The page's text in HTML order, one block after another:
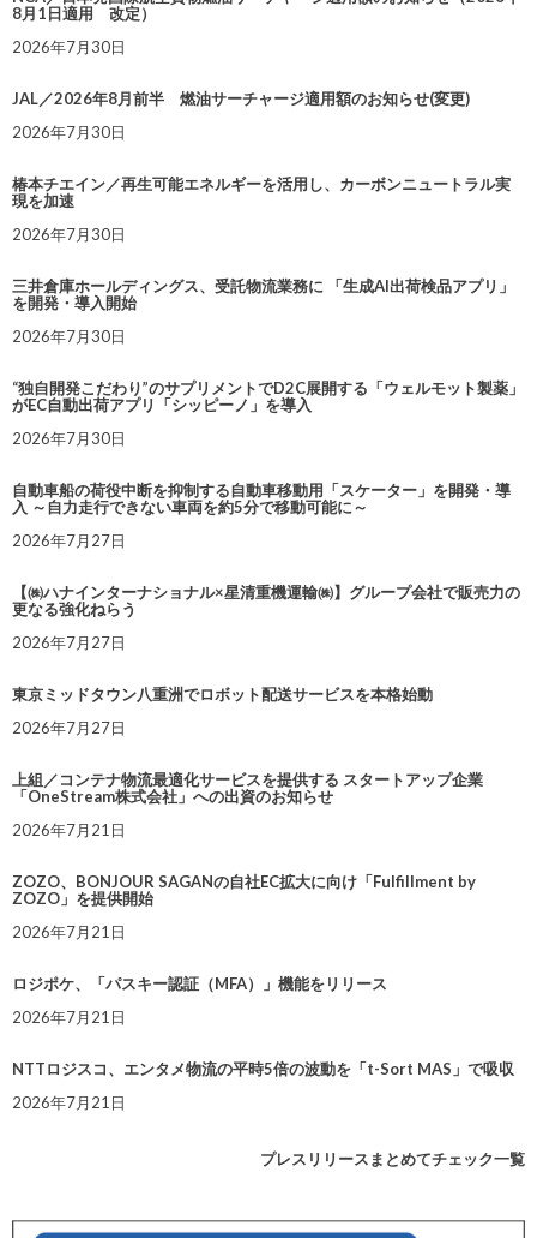
8月1日適用 改定）
2026年7月30日
JAL／2026年8月前半 燃油サーチャージ適用額のお知らせ(変更)
2026年7月30日
椿本チエイン／再生可能エネルギーを活用し、カーボンニュートラル実
現を加速
2026年7月30日
三井倉庫ホールディングス、受託物流業務に 「生成AI出荷検品アプリ」
を開発・導入開始
2026年7月30日
“独自開発こだわり”のサプリメントでD2C展開する「ウェルモット製薬」
がEC自動出荷アプリ「シッピーノ」を導入
2026年7月30日
自動車船の荷役中断を抑制する自動車移動用「スケーター」を開発・導
入 ～自力走行できない車両を約5分で移動可能に～
2026年7月27日
【㈱ハナインターナショナル×星清重機運輸㈱】グループ会社で販売力の
更なる強化ねらう
2026年7月27日
東京ミッドタウン八重洲でロボット配送サービスを本格始動
2026年7月27日
上組／コンテナ物流最適化サービスを提供する スタートアップ企業
「OneStream株式会社」への出資のお知らせ
2026年7月21日
ZOZO、BONJOUR SAGANの自社EC拡大に向け「Fulfillment by
ZOZO」を提供開始
2026年7月21日
ロジポケ、「パスキー認証（MFA）」機能をリリース
2026年7月21日
NTTロジスコ、エンタメ物流の平時5倍の波動を「t-Sort MAS」で吸収
2026年7月21日
プレスリリースまとめてチェック一覧